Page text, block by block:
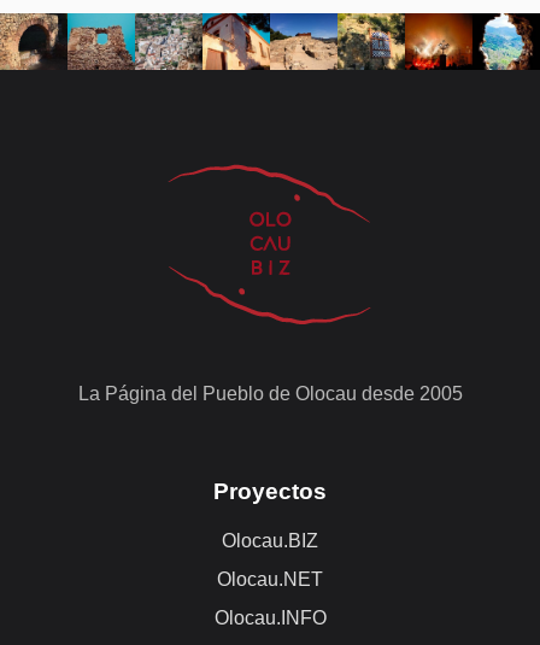
La Página del Pueblo de Olocau desde 2005
Proyectos
Olocau.BIZ
Olocau.NET
Olocau.INFO